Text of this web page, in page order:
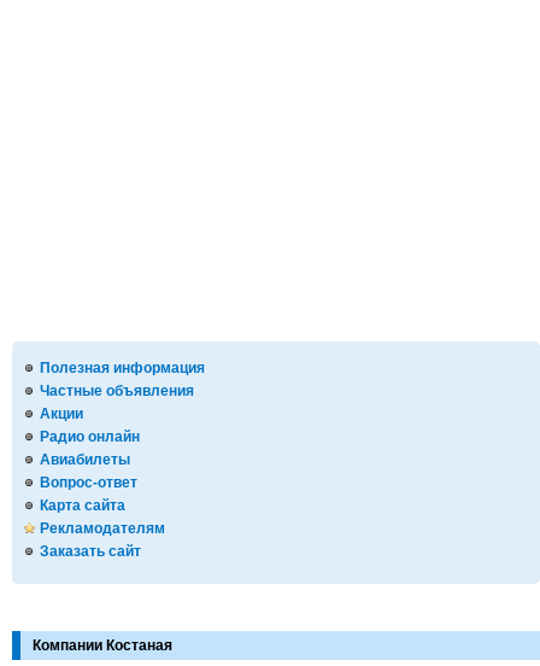
Полезная информация
Частные объявления
Акции
Радио онлайн
Авиабилеты
Вопрос-ответ
Карта сайта
Рекламодателям
Заказать сайт
Компании Костаная